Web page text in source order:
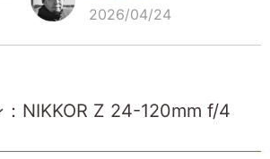
2026/04/24
NIKKOR Z 24-120mm f/4